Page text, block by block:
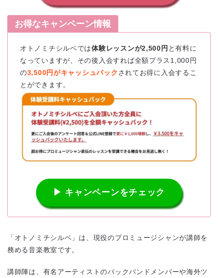
お得なキャンペーン情報
オトノミチシルベでは体験レッスンが2,500円 と有料に
なっていますが、その後入会すれば全額プラス1,000円
の3,500円がキャッシュバック されてお得に入会するこ
とができます。
▶ キャンペーンをチェック
「オトノミチシルベ」は、現役のプロミュージシャンが講師を
務める音楽教室です。
講師陣は、有名アーティストのバックバンドメンバーや海外ツ